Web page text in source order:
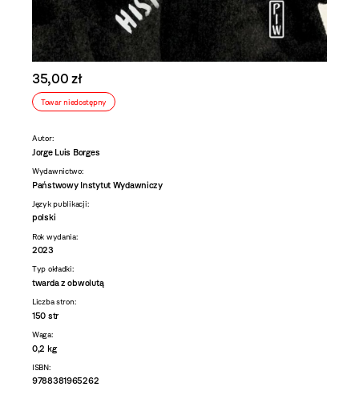
35,00 zł
Towar niedostępny
Autor:
Jorge Luis Borges
Wydawnictwo:
Państwowy Instytut Wydawniczy
Język publikacji:
polski
Rok wydania:
2023
Typ okładki:
twarda z obwolutą
Liczba stron:
150 str
Waga:
0,2 kg
ISBN:
9788381965262